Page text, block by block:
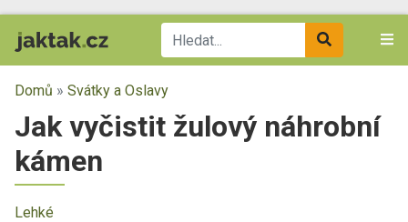
Domů » Svátky a Oslavy
Jak vyčistit žulový náhrobní
kámen
Lehké